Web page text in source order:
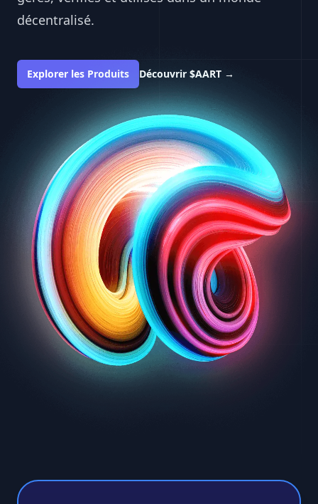
décentralisé.
Explorer les Produits Découvrir $AART →